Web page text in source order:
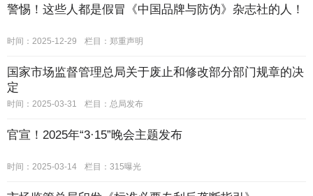
警惕！这些人都是假冒《中国品牌与防伪》杂志社的人！
时间：2025-12-29 栏目： 郑重声明
国家市场监督管理总局关于废止和修改部分部门规章的决
定
时间：2025-03-31 栏目： 总局发布
官宣！2025年“3·15”晚会主题发布
时间：2025-03-14 栏目： 315曝光